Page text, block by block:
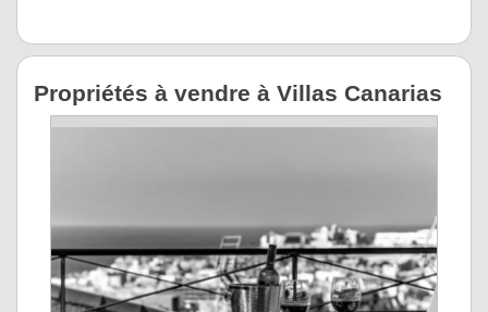
Propriétés à vendre à Villas Canarias